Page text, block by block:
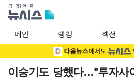
메인 랭킹 섹션
이승기도 당했다…"투자사